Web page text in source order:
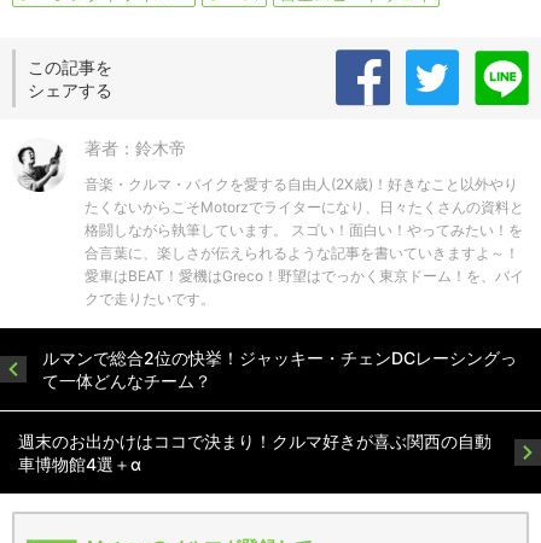
この記事を
シェアする
著者：鈴木帝
音楽・クルマ・バイクを愛する自由人(2X歳)！好きなこと以外やり
たくないからこそMotorzでライターになり、日々たくさんの資料と
格闘しながら執筆しています。 スゴい！面白い！やってみたい！を
合言葉に、楽しさが伝えられるような記事を書いていきますよ～！
愛車はBEAT！愛機はGreco！野望はでっかく東京ドーム！を、バイ
クで走りたいです。
ルマンで総合2位の快挙！ジャッキー・チェンDCレーシングっ
て一体どんなチーム？
週末のお出かけはココで決まり！クルマ好きが喜ぶ関西の自動
車博物館4選＋α